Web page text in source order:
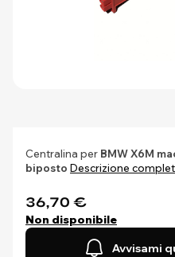
Centralina per BMW X6M
biposto Descrizione
36,70 €
Non disponibile
Avvisami